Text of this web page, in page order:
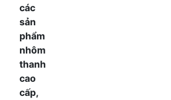
các
sản
phẩm
nhôm
thanh
cao
cấp,